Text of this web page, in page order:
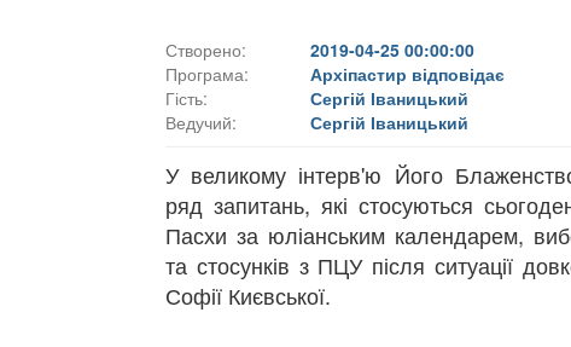
Створено:
2019-04-25 00:00:00
Програма:
Архіпастир відповідає
Гість:
Сергій Іваницький
Ведучий:
Сергій Іваницький
У великому інтерв'ю Його
ряд запитань, які стосуються
Пасхи за юліанським календарем,
та стосунків з ПЦУ після ситуації
Софії Києвської.